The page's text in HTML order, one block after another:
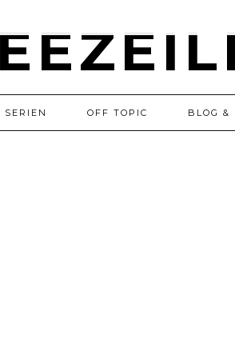
SERIEN OFF TOPIC BLOG &